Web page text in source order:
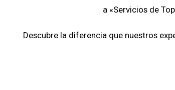
a «Servicios de
Descubre la diferencia que nuestros